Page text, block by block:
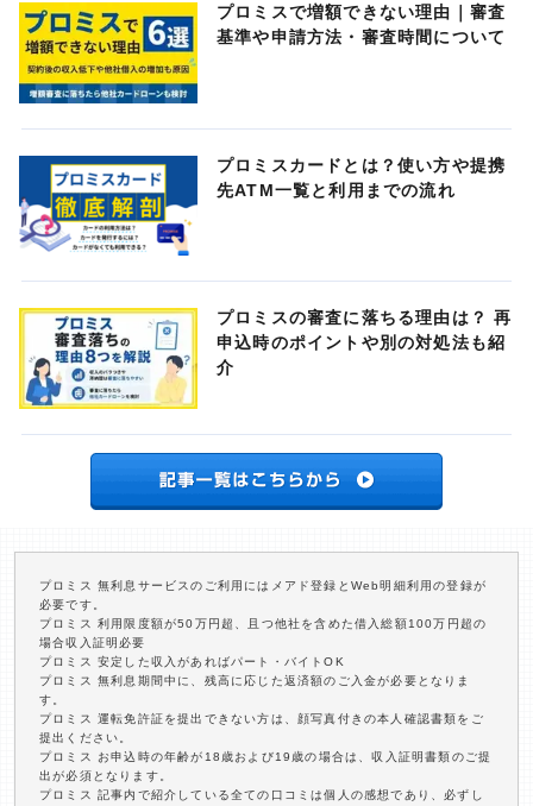
プロミスで増額できない理由｜審査
基準や申請方法・審査時間について
プロミスカードとは？使い方や提携
先ATM一覧と利用までの流れ
プロミスの審査に落ちる理由は？ 再
申込時のポイントや別の対処法も紹
介
プロミス 無利息サービスのご利用にはメアド登録とWeb明細利用の登録が
必要です。
プロミス 利用限度額が50万円超、且つ他社を含めた借入総額100万円超の
場合収入証明必要
プロミス 安定した収入があればパート・バイトOK
プロミス 無利息期間中に、残高に応じた返済額のご入金が必要となりま
す。
プロミス 運転免許証を提出できない方は、顔写真付きの本人確認書類をご
提出ください。
プロミス お申込時の年齢が18歳および19歳の場合は、収入証明書類のご提
出が必須となります。
プロミス 記事内で紹介している全ての口コミは個人の感想であり、必ずし